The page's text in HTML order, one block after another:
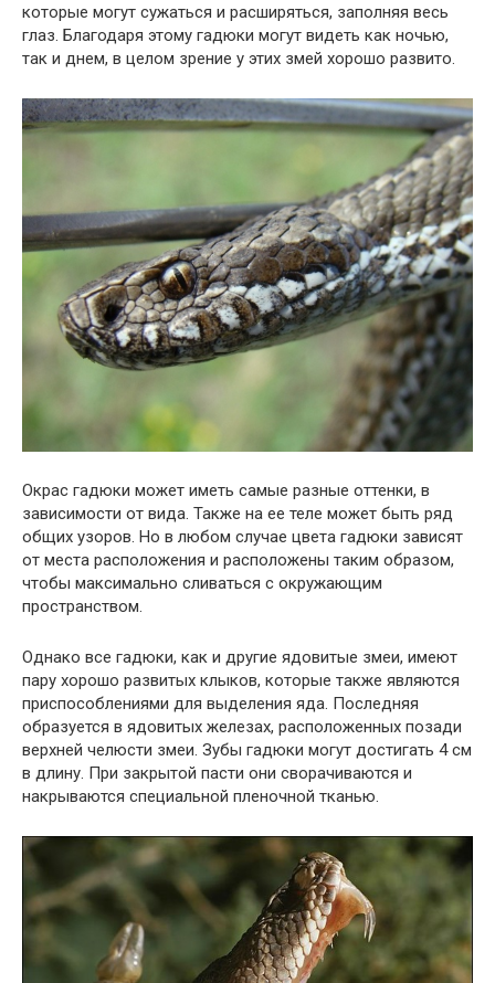
которые могут сужаться и расширяться, заполняя весь
глаз. Благодаря этому гадюки могут видеть как ночью,
так и днем, в целом зрение у этих змей хорошо развито.
Окрас гадюки может иметь самые разные оттенки, в
зависимости от вида. Также на ее теле может быть ряд
общих узоров. Но в любом случае цвета гадюки зависят
от места расположения и расположены таким образом,
чтобы максимально сливаться с окружающим
пространством.
Однако все гадюки, как и другие ядовитые змеи, имеют
пару хорошо развитых клыков, которые также являются
приспособлениями для выделения яда. Последняя
образуется в ядовитых железах, расположенных позади
верхней челюсти змеи. Зубы гадюки могут достигать 4 см
в длину. При закрытой пасти они сворачиваются и
накрываются специальной пленочной тканью.